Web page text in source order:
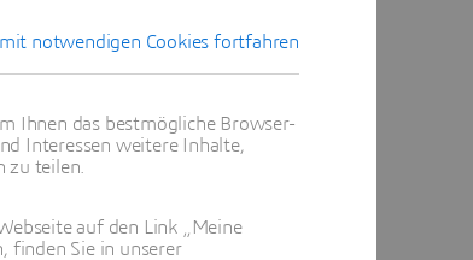
notwendigen Cookies fortfahren
Ihnen das bestmögliche Browser-
Interessen weitere Inhalte,
zu teilen.
auf den Link „Meine
finden Sie in unserer